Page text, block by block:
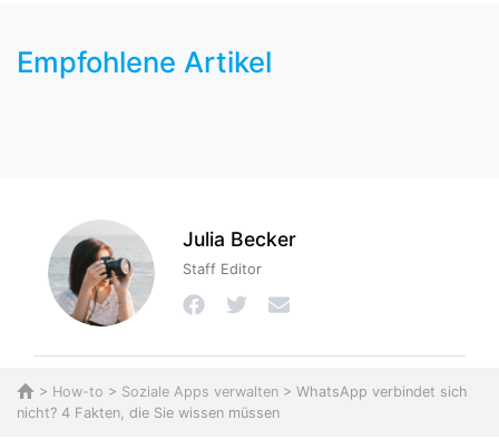
Empfohlene Artikel
Julia Becker
Staff Editor
> How-to > Soziale Apps verwalten > WhatsApp verbindet sich
nicht? 4 Fakten, die Sie wissen müssen